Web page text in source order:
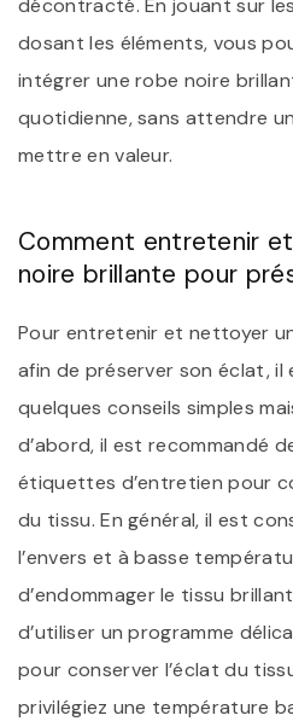
décontracté. En jouant sur
dosant les éléments, vous
intégrer une robe noire
quotidienne, sans attendre
mettre en valeur.
Comment entretenir
noire brillante pour
Pour entretenir et nettoyer
afin de préserver son éclat, il
quelques conseils simples
d’abord, il est recommandé
étiquettes d’entretien pour
du tissu. En général, il est
l’envers et à basse
d’endommager le tissu
d’utiliser un programme
pour conserver l’éclat du
privilégiez une température